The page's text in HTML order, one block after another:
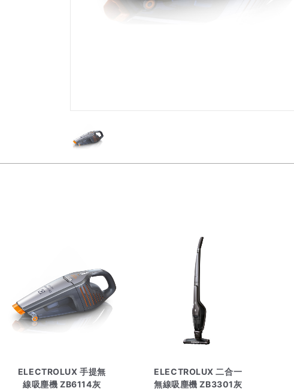
ELECTROLUX 手提無
線吸塵機 ZB6114灰
ELECTROLUX 二合一
無線吸塵機 ZB3301灰